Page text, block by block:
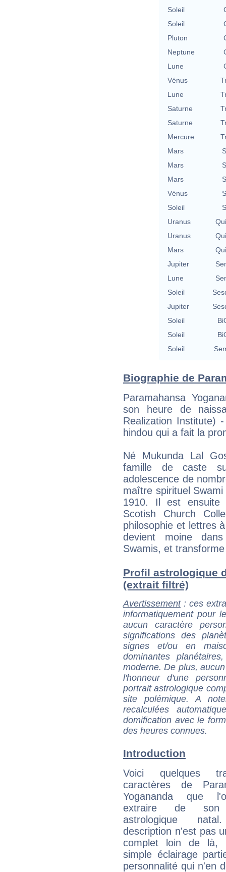
Soleil
Soleil
Pluton
Neptune
Lune
Vénus
Lune
Saturne
Saturne
Mercure
Mars
Mars
Mars
Vénus
Soleil
Uranus
Uranus
Mars
Jupiter
Lune
Soleil
Jupiter
Soleil
Soleil
Soleil
Biographie de
Paramahansa
son heure de
Realization Institute)
hindou qui a fait la
Né Mukunda Lal
famille de caste
adolescence de
maître spirituel
1910. Il est ensuite
Scotish Church
philosophie et lettres
devient moine
Swamis, et
Profil astrologique
(extrait filtré)
Avertissement: ces
informatiquement pour
aucun caractère
significations des
signes et/ou en
dominantes
moderne. De plus,
l'honneur d'une
portrait astrologique
site polémique. A
recalculées
domification avec le
des heures connues.
Introduction
Voici quelques
caractères de
Yogananda que
extraire de son
astrologique
description n'est pas
complet loin de là,
simple éclairage
personnalité qui n'en